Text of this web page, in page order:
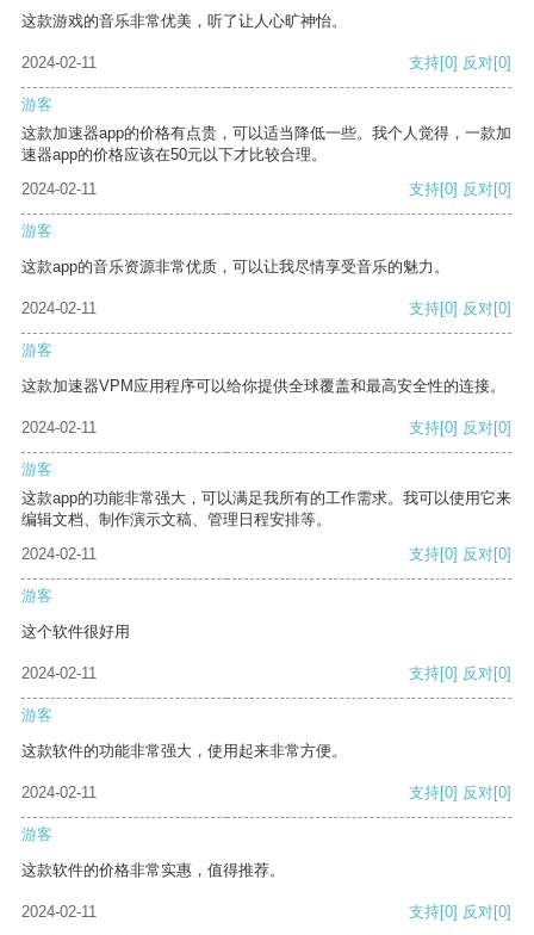
这款游戏的音乐非常优美，听了让人心旷神怡。
2024-02-11 支持[0] 反对[0]
游客
这款加速器app的价格有点贵，可以适当降低一些。我个人觉得，一款加
速器app的价格应该在50元以下才比较合理。
2024-02-11
支持[0] 反对[0]
游客
这款app的音乐资源非常优质，可以让我尽情享受音乐的魅力。
2024-02-11 支持[0] 反对[0]
游客
这款加速器VPM应用程序可以给你提供全球覆盖和最高安全性的连接。
2024-02-11 支持[0] 反对[0]
游客
这款app的功能非常强大，可以满足我所有的工作需求。我可以使用它来
编辑文档、制作演示文稿、管理日程安排等。
2024-02-11
支持[0] 反对[0]
游客
这个软件很好用
2024-02-11 支持[0] 反对[0]
游客
这款软件的功能非常强大，使用起来非常方便。
2024-02-11 支持[0] 反对[0]
游客
这款软件的价格非常实惠，值得推荐。
2024-02-11 支持[0] 反对[0]